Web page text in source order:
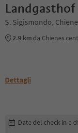
S. Sigismondo,
2.9 km da Chienes
Dettagli
Modifica i dettagli
Date del check-in e